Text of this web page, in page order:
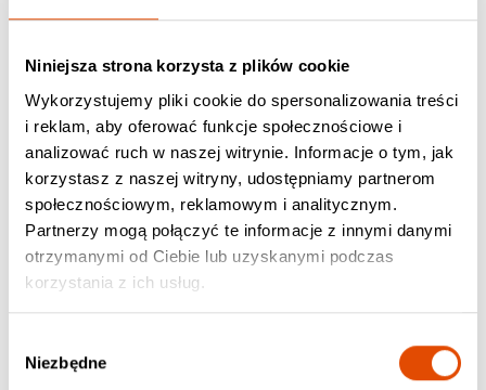
Niniejsza strona korzysta z plików cookie
Wykorzystujemy pliki cookie do spersonalizowania treści
i reklam, aby oferować funkcje społecznościowe i
analizować ruch w naszej witrynie. Informacje o tym, jak
korzystasz z naszej witryny, udostępniamy partnerom
społecznościowym, reklamowym i analitycznym.
Partnerzy mogą połączyć te informacje z innymi danymi
otrzymanymi od Ciebie lub uzyskanymi podczas
korzystania z ich usług.
zgody
Niezbędne
61.90 zł / CD, Jewel Case 48.90 zł / CD, Jewel Case